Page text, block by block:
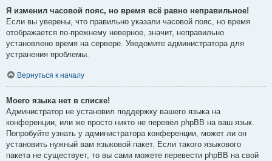
Я изменил часовой пояс, но время всё равно неправильное!
Если вы уверены, что правильно указали часовой пояс, но время
отображается по-прежнему неверное, значит, неправильно
установлено время на сервере. Уведомите администратора для
устранения проблемы.
Вернуться к началу
Моего языка нет в списке!
Администратор не установил поддержку вашего языка на
конференции, или же просто никто не перевёл phpBB на ваш язык.
Попробуйте узнать у администратора конференции, может ли он
установить нужный вам языковой пакет. Если такого языкового
пакета не существует, то вы сами можете перевести phpBB на свой